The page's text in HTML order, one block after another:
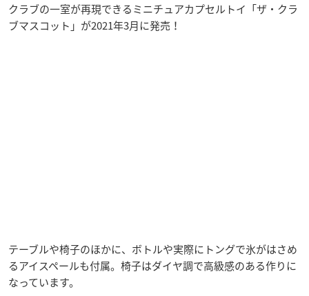
クラブの一室が再現できるミニチュアカプセルトイ「ザ・クラ
ブマスコット」が2021年3月に発売！
テーブルや椅子のほかに、ボトルや実際にトングで氷がはさめ
るアイスペールも付属。椅子はダイヤ調で高級感のある作りに
なっています。